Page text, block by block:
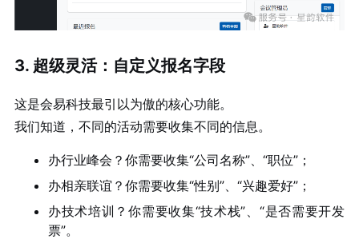
3. 超级灵活：自定义报名字段
这是会易科技最引以为傲的核心功能。
我们知道，不同的活动需要收集不同的信息。
办行业峰会？你需要收集“公司名称”、“职位”；
办相亲联谊？你需要收集“性别”、“兴趣爱好”；
办技术培训？你需要收集“技术栈”、“是否需要开发
票”。